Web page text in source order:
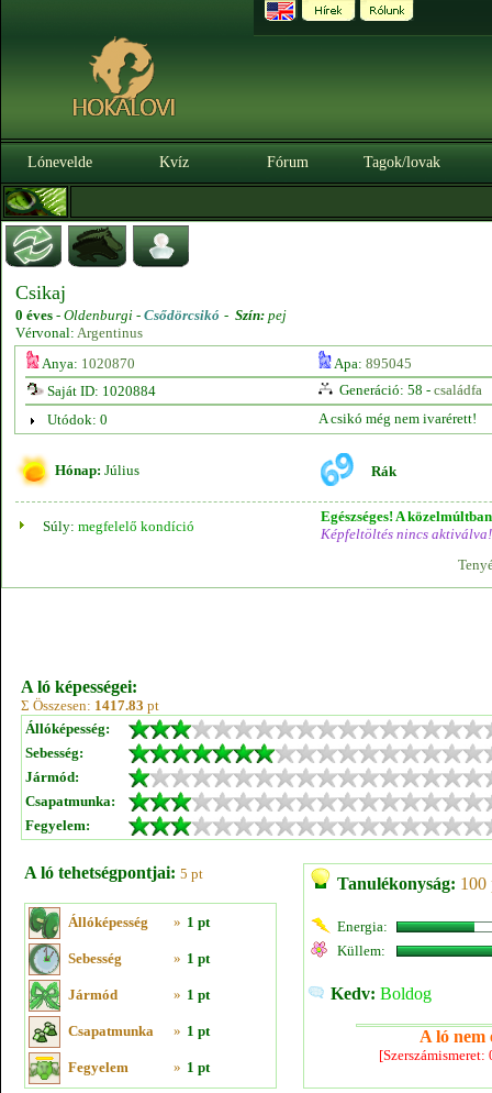
Lónevelde Kvíz Fórum Tagok/lovak
Csikaj
0 éves - Oldenburgi - Csődörcsikó - Szín: pej
Vérvonal: Argentinus
Anya: 1020870 Apa: 895045
Saját ID: 1020884
Generáció: 58 - családfa
Utódok: 0
A csikó még nem ivarérett!
Hónap: Július Rák
Súly: megfelelő kondíció
Egészséges! A
Képfeltöltés nincs aktiválva!
A ló képességei:
Σ Összesen: 1417.83 pt
Állóképesség:
Sebesség:
Jármód:
Csapatmunka:
Fegyelem:
A ló tehetségpontjai: 5 pt
Állóképesség » 1 pt
Sebesség » 1 pt
Jármód » 1 pt
Csapatmunka » 1 pt
Fegyelem » 1 pt
Tanulékonyság: 100
Energia:
Küllem:
Kedv: Boldog
A ló nem